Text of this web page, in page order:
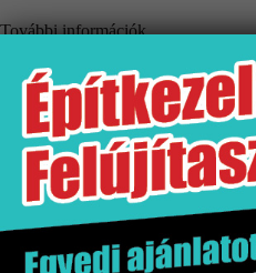
További információk
Tömeg
Értékesítési egység
Fagyálló
Hatás
Kiszerelés